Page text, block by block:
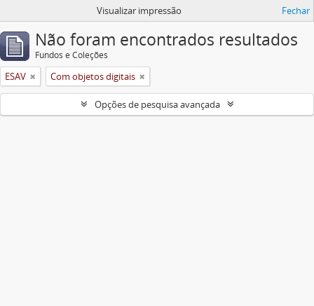
Visualizar impressão Fechar
Não foram encontrados resultados
Fundos e Coleções
ESAV Com objetos digitais
Opções de pesquisa avançada